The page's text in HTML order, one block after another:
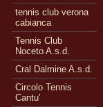
tennis club verona
cabianca
Tennis Club
Noceto A.s.d.
Cral Dalmine A.s.d.
Circolo Tennis
Cantu'